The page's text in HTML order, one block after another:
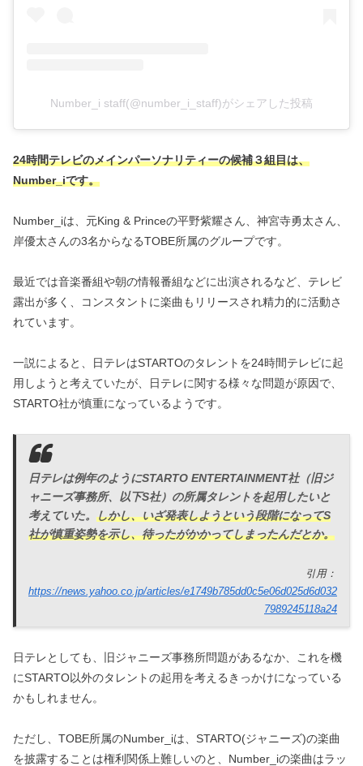
Number_i staff(@number_i_staff)がシェアした投稿
24時間テレビのメインパーソナリティーの候補３組目は、
Number_iです。
Number_iは、元King & Princeの平野紫耀さん、神宮寺勇太さん、
岸優太さんの3名からなるTOBE所属のグループです。
最近では音楽番組や朝の情報番組などに出演されるなど、テレビ
露出が多く、コンスタントに楽曲もリリースされ精力的に活動さ
れています。
一説によると、日テレはSTARTOのタレントを24時間テレビに起
用しようと考えていたが、日テレに関する様々な問題が原因で、
STARTO社が慎重になっているようです。
日テレは例年のようにSTARTO ENTERTAINMENT社（旧ジ
ャニーズ事務所、以下S社）の所属タレントを起用したいと
考えていた。 しかし、いざ発表しようという段階になってS
社が慎重姿勢を示し、待ったがかかってしまったんだとか。
引用：
https://news.yahoo.co.jp/articles/e1749b785dd0c5e06d025d6d032
7989245118a24
日テレとしても、旧ジャニーズ事務所問題があるなか、これを機
にSTARTO以外のタレントの起用を考えるきっかけになっている
かもしれません。
ただし、TOBE所属のNumber_iは、STARTO(ジャニーズ)の楽曲
を披露することは権利関係上難しいのと、Number_iの楽曲はラッ